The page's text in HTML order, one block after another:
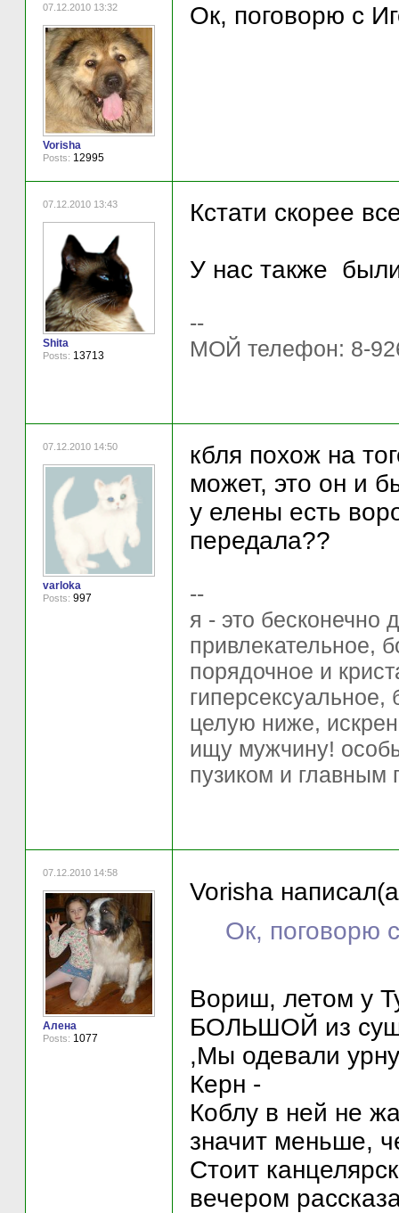
07.12.2010 13:32
Vorisha
Posts: 12995
Ок, поговорю с
07.12.2010 13:43
Shita
Posts: 13713
Кстати скорее
У нас также
--
МОЙ телефон: 8-
07.12.2010 14:50
varloka
Posts: 997
кбля похож на
может, это он и
у елены есть
передала??
--
я - это бесконечно
привлекательное,
порядочное и
целую ниже,
ищу мужчину!
пузиком и
07.12.2010 14:58
Алена
Posts: 1077
Vorisha
Ок, поговорю
Вориш, летом у
БОЛЬШОЙ из
,Мы одевали
Керн -
Коблу в ней не
значит меньше,
Стоит
вечером